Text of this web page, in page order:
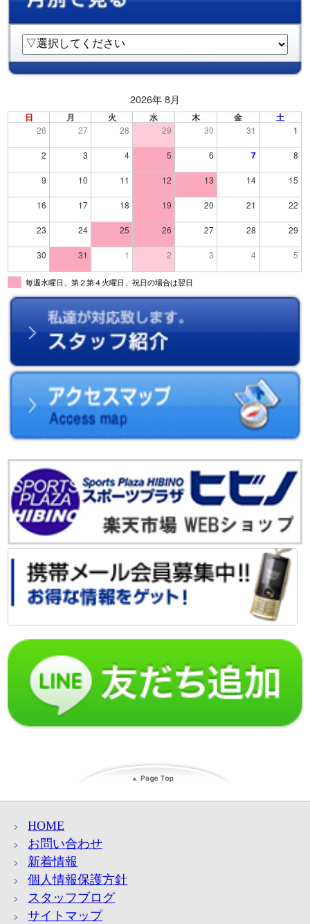
2026年 8月
日 月 火 水 木 金 土
26 27 28 29 30 31 1
2 3 4 5 6 7 8
9 10 11 12 13 14 15
16 17 18 19 20 21 22
23 24 25 26 27 28 29
30 31 1 2 3 4 5
毎週水曜日、第２第４火曜日、祝日の場合は翌日
HOME
お問い合わせ
新着情報
個人情報保護方針
スタッフブログ
サイトマップ